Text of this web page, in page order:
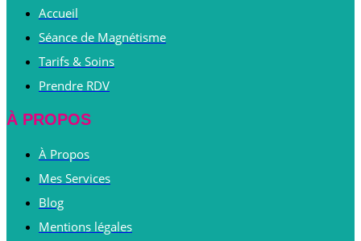
Accueil
Séance de Magnétisme
Tarifs & Soins
Prendre RDV
À PROPOS
À Propos
Mes Services
Blog
Mentions légales